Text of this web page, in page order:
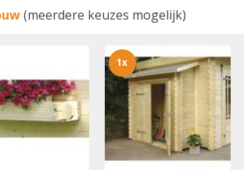
(meerdere keuzes mogelijk)
1x